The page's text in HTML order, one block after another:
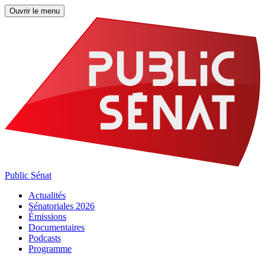
Ouvrir le menu
Public Sénat
Actualités
Sénatoriales 2026
Émissions
Documentaires
Podcasts
Programme